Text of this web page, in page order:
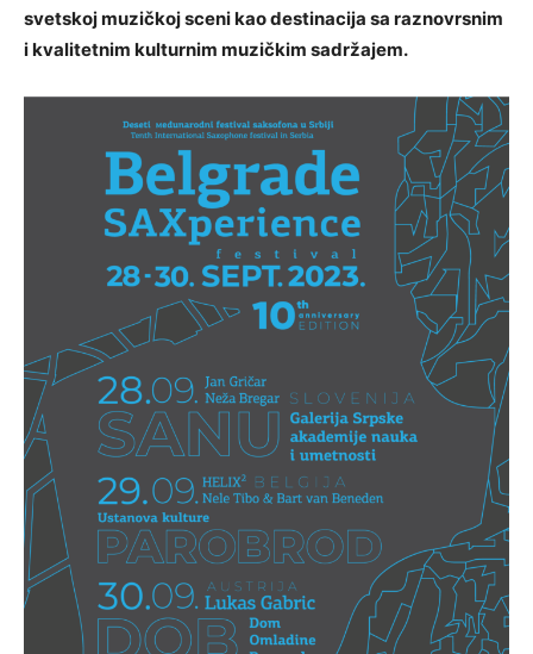
svetskoj muzičkoj sceni kao destinacija sa raznovrsnim
i kvalitetnim kulturnim muzičkim sadržajem.